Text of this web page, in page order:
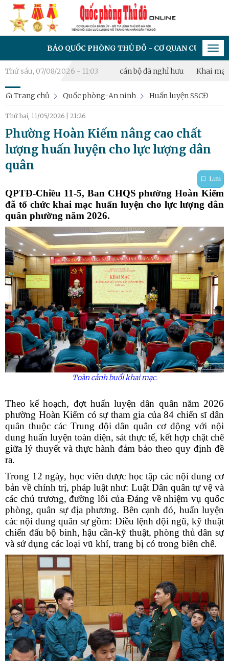
BÁO QUỐC PHÒNG THỦ ĐÔ - CƠ QUAN CỦA ĐẢNG ỦY
Thứ sáu, 07/08/2026 - 11:03
chương Bảo vệ Tổ quốc cho cán bộ đã nghỉ hưu Khai mạc diễn
Trang chủ Quốc phòng-An ninh Huấn luyện SSCĐ
Thứ hai, 11/05/2026 21:26
Phường Hoàn Kiếm nâng cao chất
lượng huấn luyện cho lực lượng dân
quân
Lưu
QPTĐ-Chiều 11-5, Ban CHQS phường Hoàn Kiếm
đã tổ chức khai mạc huấn luyện cho lực lượng dân
quân phường năm 2026.
Toàn cảnh buổikhaimạc.
Theo kế hoạch, đợt huấn luyện dân quân năm 2026
phường Hoàn Kiếm có sự tham gia của 84 chiến sĩ dân
quân thuộc các Trung đội dân quân cơ động với nội
dung huấn luyện toàn diện, sát thực tế, kết hợp chặt chẽ
giữa lý thuyết và thực hành đảm bảo theo quy định đề
ra.
Trong 12 ngày, học viên được học tập các nội dung cơ
bản về chính trị, pháp luật như: Luật Dân quân tự vệ và
các chủ trương, đường lối của Đảng về nhiệm vụ quốc
phòng, quân sự địa phương. Bên cạnh đó, huấn luyện
các nội dung quân sự gồm: Điều lệnh đội ngũ, kỹ thuật
chiến đấu bộ binh, hậu cần-kỹ thuật, phòng thủ dân sự
và sử dụng các loại vũ khí, trang bị có trong biên chế.